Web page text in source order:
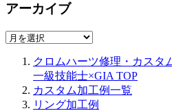
アーカイブ
ア
クロムハーツ修理・カスタ
一級技能士×GIA TOP
カスタム加工例一覧
リング加工例